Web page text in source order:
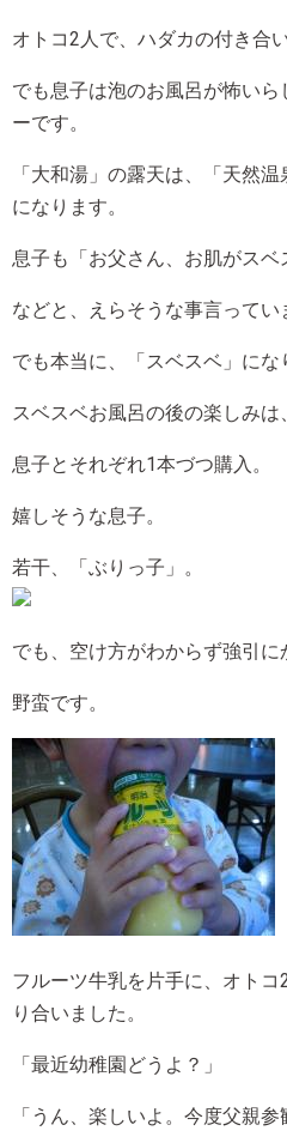
オトコ2人で、ハダカの付き合い
でも息子は泡のお風呂が怖いら
ーです。
「大和湯」の露天は、「天然
になります。
息子も「お父さん、お肌がスベ
などと、えらそうな事言ってい
でも本当に、「スベスベ」にな
スベスベお風呂の後の楽しみは
息子とそれぞれ1本づつ購入。
嬉しそうな息子。
若干、「ぶりっ子」。
でも、空け方がわからず強引に
野蛮です。
フルーツ牛乳を片手に、オト
り合いました。
「最近幼稚園どうよ？」
「うん、楽しいよ。今度父親参